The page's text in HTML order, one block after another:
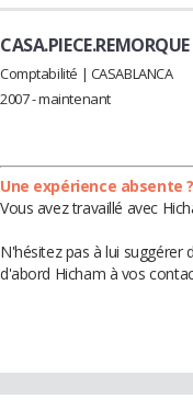
CASA.PIECE.REMORQUE
Comptabilité | CASABLANCA
2007 - maintenant
Une expérience absente ?
Vous avez travaillé avec
N'hésitez pas à lui suggérer
d'abord Hicham à vos